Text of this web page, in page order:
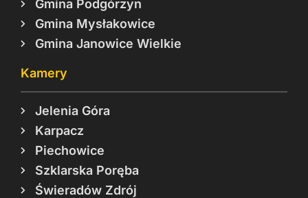
Gmina Podgórzyn
Gmina Mysłakowice
Gmina Janowice Wielkie
Kamery
Jelenia Góra
Karpacz
Piechowice
Szklarska Poręba
Świeradów Zdrój